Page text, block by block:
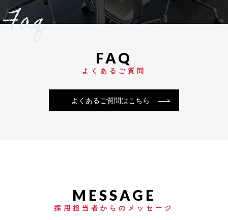
よくあるご質問
Faq
よくあるご質問はこちら
採用担当者からのメッセージ